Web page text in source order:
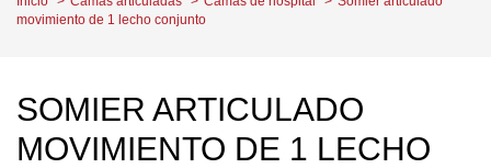
movimiento de 1 lecho conjunto
SOMIER ARTICULADO
MOVIMIENTO DE 1 LECHO